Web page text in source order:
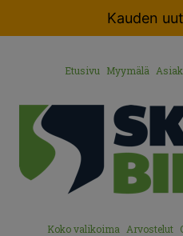
Kauden
Etusivu Myymälä
Koko valikoima Arvostelut